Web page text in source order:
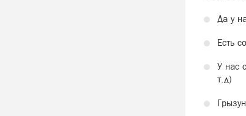
Да у
Есть
У нас
т.д)